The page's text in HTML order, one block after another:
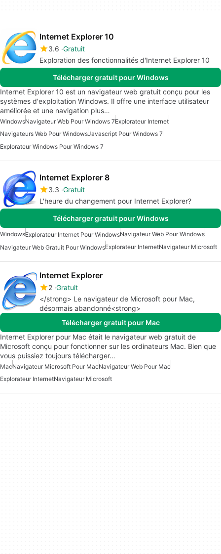
Internet Explorer 10
3.6 Gratuit
Exploration des fonctionnalités d'Internet Explorer 10
Télécharger gratuit pour Windows
Internet Explorer 10 est un navigateur web gratuit conçu pour les
systèmes d'exploitation Windows. Il offre une interface utilisateur
améliorée et une navigation plus…
WindowsNavigateur Web Pour Windows 7Explorateur Internet
Navigateurs Web Pour WindowsJavascript Pour Windows 7
Explorateur Windows Pour Windows 7
Internet Explorer 8
3.3 Gratuit
L'heure du changement pour Internet Explorer?
Télécharger gratuit pour Windows
WindowsExplorateur Internet Pour WindowsNavigateur Web Pour Windows
Navigateur Web Gratuit Pour WindowsExplorateur InternetNavigateur Microsoft
Internet Explorer
2 Gratuit
</strong> Le navigateur de Microsoft pour Mac,
désormais abandonné<strong>
Télécharger gratuit pour Mac
Internet Explorer pour Mac était le navigateur web gratuit de
Microsoft conçu pour fonctionner sur les ordinateurs Mac. Bien que
vous puissiez toujours télécharger…
MacNavigateur Microsoft Pour MacNavigateur Web Pour Mac
Explorateur InternetNavigateur Microsoft